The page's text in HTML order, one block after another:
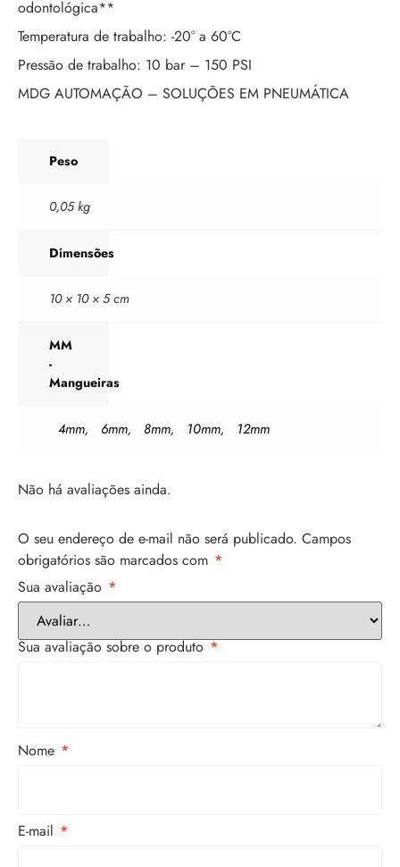
odontológica**
Temperatura de trabalho: -20° a 60°C
Pressão de trabalho: 10 bar – 150 PSI
MDG AUTOMAÇÃO – SOLUÇÕES EM PNEUMÁTICA
Peso
0,05 kg
Dimensões
10 × 10 × 5 cm
MM
-
Mangueiras
4mm, 6mm, 8mm, 10mm, 12mm
Não há avaliações ainda.
O seu endereço de e-mail não será publicado. Campos
obrigatórios são marcados com *
Sua avaliação *
Sua avaliação sobre o produto*
Nome *
E-mail *